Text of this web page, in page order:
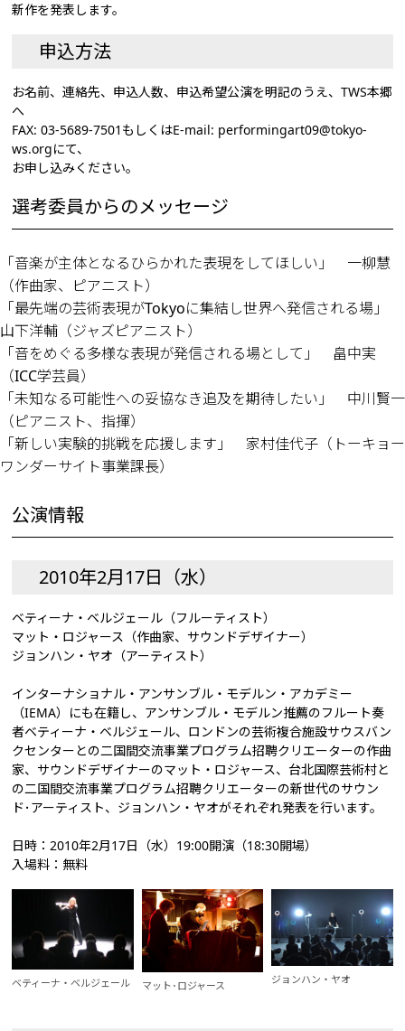
新作を発表します。
申込方法
お名前、連絡先、申込人数、申込希望公演を明記のうえ、TWS本郷
へ
FAX: 03-5689-7501もしくはE-mail: performingart09@tokyo-
ws.orgにて、
お申し込みください。
選考委員からのメッセージ
「音楽が主体となるひらかれた表現をしてほしい」 一柳慧
（作曲家、ピアニスト）
「最先端の芸術表現がTokyoに集結し世界へ発信される場」
山下洋輔（ジャズピアニスト）
「音をめぐる多様な表現が発信される場として」 畠中実
（ICC学芸員）
「未知なる可能性への妥協なき追及を期待したい」 中川賢一
（ピアニスト、指揮）
「新しい実験的挑戦を応援します」 家村佳代子（トーキョー
ワンダーサイト事業課長）
公演情報
2010年2月17日（水）
ベティーナ・ベルジェール（フルーティスト）
マット・ロジャース（作曲家、サウンドデザイナー）
ジョンハン・ヤオ（アーティスト）
インターナショナル・アンサンブル・モデルン・アカデミー
（IEMA）にも在籍し、アンサンブル・モデルン推薦のフルート奏
者ベティーナ・ベルジェール、ロンドンの芸術複合施設サウスバン
クセンターとの二国間交流事業プログラム招聘クリエーターの作曲
家、サウンドデザイナーのマット・ロジャース、台北国際芸術村と
の二国間交流事業プログラム招聘クリエーターの新世代のサウン
ド･アーティスト、ジョンハン・ヤオがそれぞれ発表を行います。
日時：2010年2月17日（水）19:00開演（18:30開場）
入場料：無料
ベティーナ・ベルジェール マット･ロジャース ジョンハン・ヤオ